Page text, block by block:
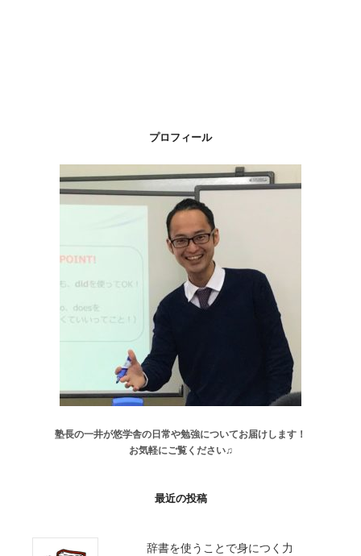
プロフィール
塾長の一井が悠学舎の日常や勉強についてお届けします！
お気軽にご覧ください♫
最近の投稿
辞書を使うことで身につく力